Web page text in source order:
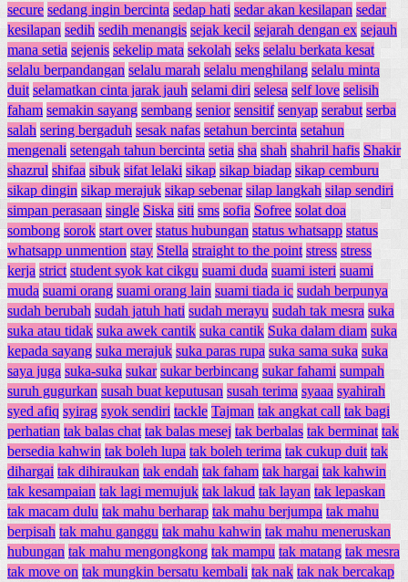
secure sedang ingin bercinta sedap hati sedar akan kesilapan sedar
kesilapan sedih sedih menangis sejak kecil sejarah dengan ex sejauh
mana setia sejenis sekelip mata sekolah seks selalu berkata kesat
selalu berpandangan selalu marah selalu menghilang selalu minta
duit selamatkan cinta jarak jauh selami diri selesa self love selisih
faham semakin sayang sembang senior sensitif senyap serabut serba
salah sering bergaduh sesak nafas setahun bercinta setahun
mengenali setengah tahun bercinta setia sha shah shahril hafis Shakir
shazrul shifaa sibuk sifat lelaki sikap sikap biadap sikap cemburu
sikap dingin sikap merajuk sikap sebenar silap langkah silap sendiri
simpan perasaan single Siska siti sms sofia Sofree solat doa
sombong sorok start over status hubungan status whatsapp status
whatsapp unmention stay Stella straight to the point stress stress
kerja strict student syok kat cikgu suami duda suami isteri suami
muda suami orang suami orang lain suami tiada ic sudah berpunya
sudah berubah sudah jatuh hati sudah merayu sudah tak mesra suka
suka atau tidak suka awek cantik suka cantik Suka dalam diam suka
kepada sayang suka merajuk suka paras rupa suka sama suka suka
saya juga suka-suka sukar sukar berbincang sukar fahami sumpah
suruh gugurkan susah buat keputusan susah terima syaaa syahirah
syed afiq syirag syok sendiri tackle Tajman tak angkat call tak bagi
perhatian tak balas chat tak balas mesej tak berbalas tak berminat tak
bersedia kahwin tak boleh lupa tak boleh terima tak cukup duit tak
dihargai tak dihiraukan tak endah tak faham tak hargai tak kahwin
tak kesampaian tak lagi memujuk tak lakud tak layan tak lepaskan
tak macam dulu tak mahu berharap tak mahu berjumpa tak mahu
berpisah tak mahu ganggu tak mahu kahwin tak mahu meneruskan
hubungan tak mahu mengongkong tak mampu tak matang tak mesra
tak move on tak mungkin bersatu kembali tak nak tak nak bercakap